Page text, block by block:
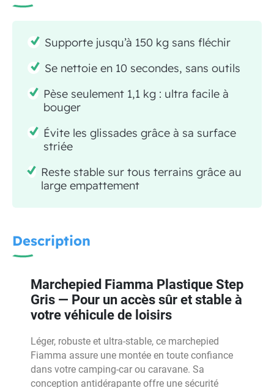
Supporte jusqu’à 150 kg sans fléchir
Se nettoie en 10 secondes, sans outils
Pèse seulement 1,1 kg : ultra facile à
bouger
Évite les glissades grâce à sa surface
striée
Reste stable sur tous terrains grâce au
large empattement
Description
Marchepied Fiamma Plastique Step
Gris — Pour un accès sûr et stable à
votre véhicule de loisirs
Léger, robuste et ultra-stable, ce marchepied
Fiamma assure une montée en toute confiance
dans votre camping-car ou caravane. Sa
conception antidérapante offre une sécurité